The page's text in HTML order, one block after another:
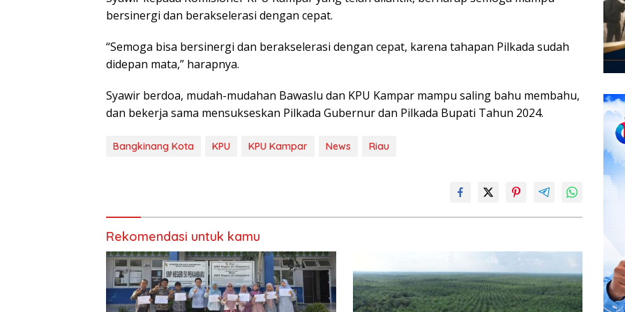
bersinergi dan berakselerasi dengan cepat.
“Semoga bisa bersinergi dan berakselerasi dengan cepat, karena tahapan Pilkada sudah
didepan mata,” harapnya.
Syawir berdoa, mudah-mudahan Bawaslu dan KPU Kampar mampu saling bahu membahu,
dan bekerja sama mensukseskan Pilkada Gubernur dan Pilkada Bupati Tahun 2024.
Bangkinang Kota KPU KPU Kampar News Riau
Rekomendasi untuk kamu